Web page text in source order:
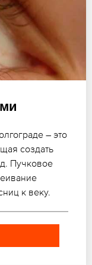
– это
создать
Пучковое
к веку.